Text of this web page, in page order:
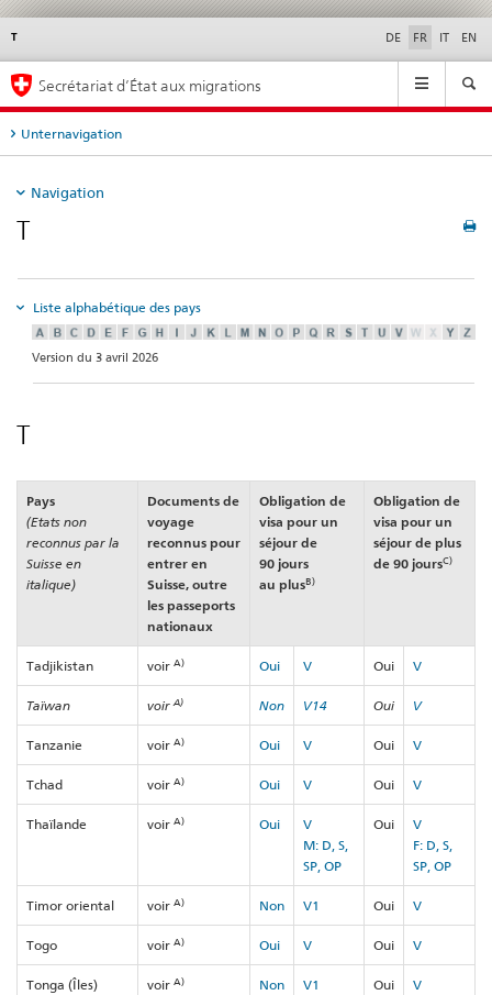
T DE FR IT EN
Service
Navigation
Secrétariat d’État aux migrations
Unternavigation
Navigation
T
Liste alphabétique des pays
Version du 3 avril 2026
T
Pays
(Etats non
reconnus par la
Suisse en
italique)
Documents de
voyage
reconnus pour
entrer en
Suisse, outre
les passeports
nationaux
Obligation de
visa pour un
séjour de
90 jours
au plusB)
Obligation de
visa pour un
séjour de plus
de 90 joursC)
Tadjikistan voir A) Oui V Oui V
Taïwan voirA) Non V14 Oui V
Tanzanie voir A) Oui V Oui V
Tchad voir A) Oui V Oui V
Thaïlande voir A) Oui
V
M: D, S,
SP, OP
Oui
V
F: D, S,
SP, OP
Timor oriental voir A) Non V1 Oui V
Togo voir A) Oui V Oui V
Tonga (Îles) voir A) Non V1 Oui V